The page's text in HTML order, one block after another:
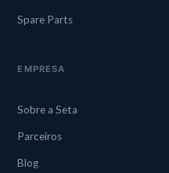
Spare Parts
EMPRESA
Sobre a Seta
Parceiros
Blog